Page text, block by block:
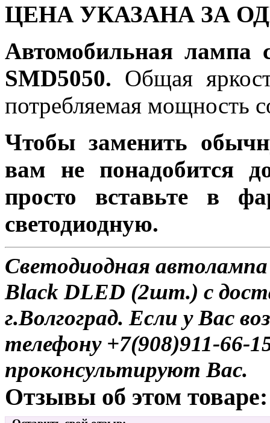
ЦЕНА УКАЗАНА ЗА
Автомобильная лампа
SMD5050. Общая
потребляемая мощность
Чтобы заменить
вам не понадобится
просто вставьте в
светодиодную.
Светодиодная
Black DLED (2шт.) с
г.Волгоград. Если у Вас
телефону +7(908)911-
проконсультируют Вас.
Отзывы об этом товаре: